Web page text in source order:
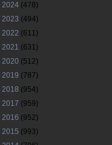
2024 (478)
2023 (494)
2022 (611)
2021 (631)
2020 (512)
2019 (787)
2018 (954)
2017 (959)
2016 (952)
2015 (993)